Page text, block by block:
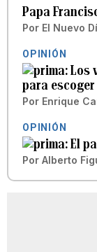
Papa
Por El Nuevo
OPINIÓN
Los
para
Por Enrique
OPINIÓN
El
Por Alberto